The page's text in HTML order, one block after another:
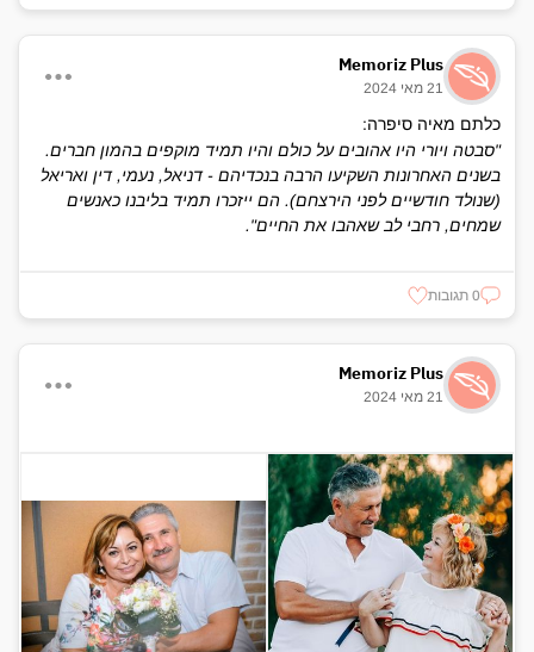
Memoriz Plus
21 מאי 2024
כלתם מאיה סיפרה:
"סבטה ויורי היו אהובים על כולם והיו תמיד מוקפים בהמון חברים.
בשנים האחרונות השקיעו הרבה בנכדיהם - דניאל, נעמי, דין ואריאל
(שנולד חודשיים לפני הירצחם). הם ייזכרו תמיד בליבנו כאנשים
שמחים, רחבי לב שאהבו את החיים".
0 תגובות
Memoriz Plus
21 מאי 2024